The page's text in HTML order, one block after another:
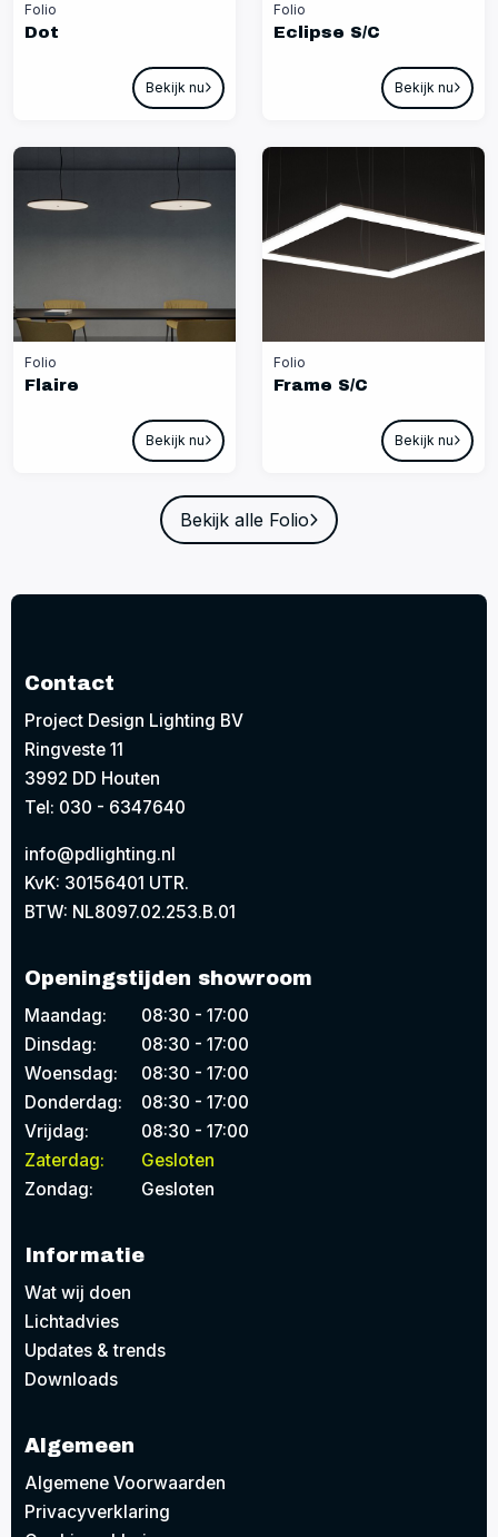
Folio
Dot
Bekijk nu
Folio
Eclipse S/C
Bekijk nu
Folio
Flaire
Bekijk nu
Folio
Frame S/C
Bekijk nu
Bekijk alle Folio
Contact
Project Design Lighting BV
Ringveste 11
3992 DD Houten
Tel: 030 - 6347640
info@pdlighting.nl
KvK: 30156401 UTR.
BTW: NL8097.02.253.B.01
Openingstijden showroom
Maandag:
08:30 - 17:00
Dinsdag:
08:30 - 17:00
Woensdag:
08:30 - 17:00
Donderdag:
08:30 - 17:00
Vrijdag:
08:30 - 17:00
Zaterdag:
Gesloten
Zondag:
Gesloten
Informatie
Wat wij doen
Lichtadvies
Updates & trends
Downloads
Algemeen
Algemene Voorwaarden
Privacyverklaring